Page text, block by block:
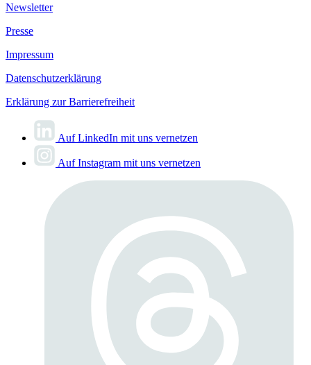
Newsletter
Presse
Impressum
Datenschutzerklärung
Erklärung zur Barrierefreiheit
Auf LinkedIn mit uns vernetzen
Auf Instagram mit uns vernetzen